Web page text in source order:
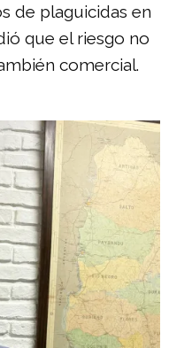
de plaguicidas en
que el riesgo no
comercial.